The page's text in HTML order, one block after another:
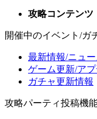
攻略コンテンツ
開催中のイベント/ガ
最新情報/ニュ
ゲーム更新/ア
ガチャ更新情報
攻略パーティ投稿機